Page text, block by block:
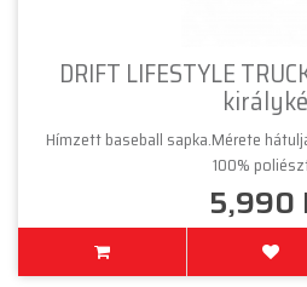
DRIFT LIFESTYLE
Hímzett baseball sapka.Mérete
100%
5,990